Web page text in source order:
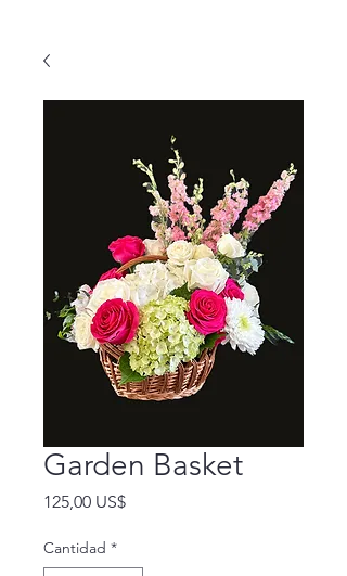
Garden Basket
125,00 US$Precio
Cantidad *